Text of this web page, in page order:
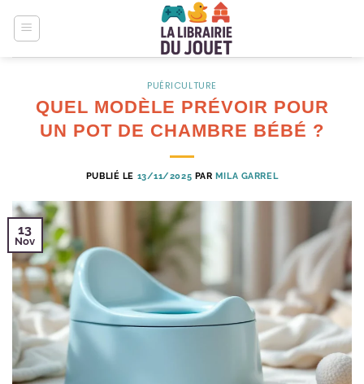
PUÉRICULTURE
QUEL MODÈLE PRÉVOIR POUR
UN POT DE CHAMBRE BÉBÉ ?
PUBLIÉ LE 13/11/2025 PAR MILA GARREL
13
Nov